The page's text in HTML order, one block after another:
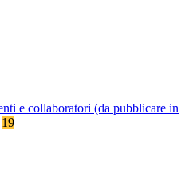
e collaboratori (da pubblicare in
19